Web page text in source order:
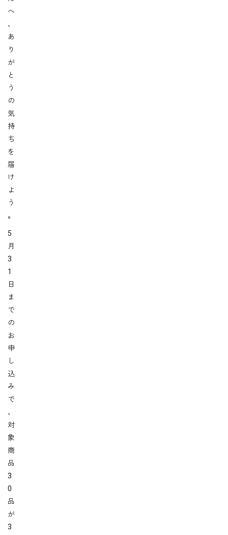
へ
、
あ
り
が
と
う
の
気
持
ち
を
届
け
よ
う
。
5
月
3
1
日
ま
で
の
お
申
し
込
み
で
、
対
象
商
品
3
0
品
が
3